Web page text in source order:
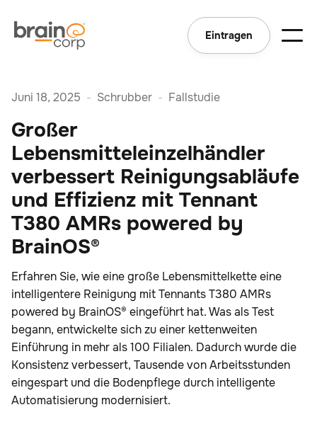
Eintragen
Juni 18, 2025 - Schrubber - Fallstudie
Großer
Lebensmitteleinzelhändler
verbessert Reinigungsabläufe
und Effizienz mit Tennant
T380 AMRs powered by
BrainOS®
Erfahren Sie, wie eine große Lebensmittelkette eine
intelligentere Reinigung mit Tennants T380 AMRs
powered by BrainOS® eingeführt hat. Was als Test
begann, entwickelte sich zu einer kettenweiten
Einführung in mehr als 100 Filialen. Dadurch wurde die
Konsistenz verbessert, Tausende von Arbeitsstunden
eingespart und die Bodenpflege durch intelligente
Automatisierung modernisiert.